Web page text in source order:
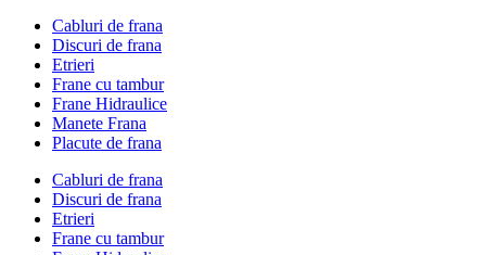
Cabluri de frana
Discuri de frana
Etrieri
Frane cu tambur
Frane Hidraulice
Manete Frana
Placute de frana
Cabluri de frana
Discuri de frana
Etrieri
Frane cu tambur